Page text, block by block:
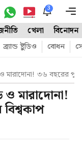
3
খেলা বিনোদন
ব্র্যান্ড ষ্টুডিও বোধন
মারাদোনা! ৩৬ বছরের
ও মারাদোনা!